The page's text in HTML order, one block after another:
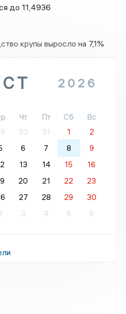
до 11,4936
крупы выросло на 7,1%
2026
Чт Пт Сб
Вс
30 31 1
2
6 7 8
9
13 14 15
16
20 21 22
23
27 28 29
30
3 4 5 6